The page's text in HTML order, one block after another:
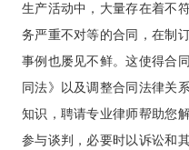
生产活动中，大量存在着不
务严重不对等的合同，在制
事例也屡见不鲜。这使得合
同法》以及调整合同法律关
知识，聘请专业律师帮助您
参与谈判，必要时以诉讼和